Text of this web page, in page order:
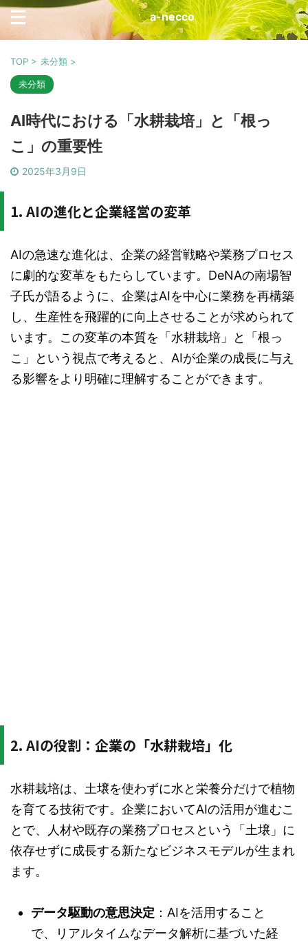
a-necco
TOP > 未分類 >
未分類
AI時代における「水耕栽培」と「根っ
こ」の重要性
2025年3月9日
1. AIの進化と企業経営の変革
AIの急速な進化は、企業の経営戦略や業務プロセス
に劇的な変革をもたらしています。DeNAの南場智
子氏が語るように、企業はAIを中心に業務を再構築
し、生産性を飛躍的に向上させることが求められて
います。この変革の本質を「水耕栽培」と「根っ
こ」という視点で考えると、AIが企業の成長に与え
る影響をより明確に理解することができます。
2. AIの役割：企業の「水耕栽培」化
水耕栽培は、土壌を使わずに水と栄養分だけで植物
を育てる技術です。企業においてAIの活用が進むこ
とで、人材や既存の業務プロセスという「土壌」に
依存せずに成長する新たなビジネスモデルが生まれ
ます。
データ駆動の意思決定 ：AIを活用すること
で、リアルタイムなデータ解析に基づいた経